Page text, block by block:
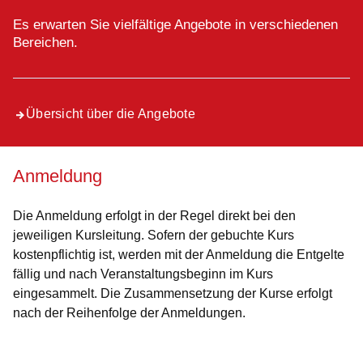
Es erwarten Sie vielfältige Angebote in verschiedenen
Bereichen.
Übersicht über die Angebote
Anmeldung
Die Anmeldung erfolgt in der Regel direkt bei den
jeweiligen Kursleitung. Sofern der gebuchte Kurs
kostenpflichtig ist, werden mit der Anmeldung die Entgelte
fällig und nach Veranstaltungsbeginn im Kurs
eingesammelt. Die Zusammensetzung der Kurse erfolgt
nach der Reihenfolge der Anmeldungen.